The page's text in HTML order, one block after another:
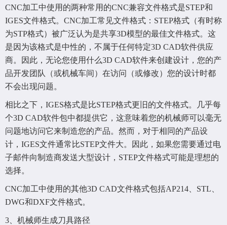
CNC加工中使用的两种常用的CNC兼容文件格式是STEP和
IGES文件格式。CNC加工常见文件格式：STEP格式（有时称
为STP格式）被广泛认为是共享3D模型的最佳文件格式。这
是因为该格式是中性的，不属于任何特定3D CAD软件供应
商。因此，无论您使用什么3D CAD软件来创建设计，您的产
品开发团队（或机械车间）在访问（或修改）您的设计时都
不会出现问题。
相比之下，IGES格式是比STEP格式更旧的文件格式。几乎每
个3D CAD软件包中都提供它，这意味着您的机械师可以毫无
问题地访问它来制造您的产品。然而，对于相同的产品设
计，IGES文件通常比STEP文件大。因此，如果您需要通过电
子邮件向制造商发送大型设计，STEP文件格式可能是理想的
选择。
CNC加工中使用的其他3D CAD文件格式包括AP214、STL、
DWG和DXF文件格式。
3、机械师生成刀具路径